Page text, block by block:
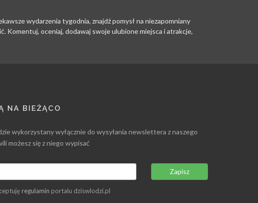
wydarzenia tygodnia, znajdź pomysł na niezapomniany
Komentuj, oceniaj, dodawaj swoje ulubione miejsca i atrakcje,
NA BIEŻĄCO
wykorzystany wyłącznie do wysyłania newslettera z naszego
możesz się z niego wypisać
Zapisz
regulamin portalu dziswlodzi.pl